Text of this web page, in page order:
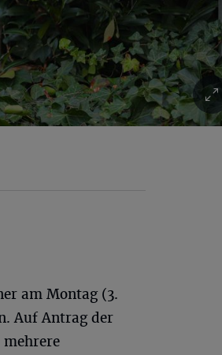
am Montag (3.
Auf Antrag der